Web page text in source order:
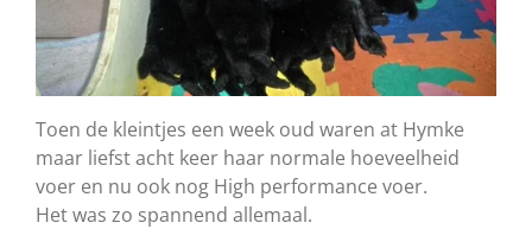
Toen de kleintjes een week oud waren at Hymke
maar liefst acht keer haar normale hoeveelheid
voer en nu ook nog High performance voer.
Het was zo spannend allemaal.